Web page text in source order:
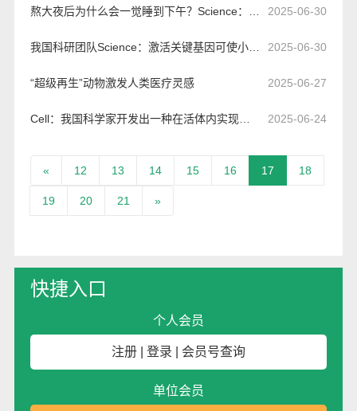
2025-06-30
我国科研团队Science：激活关键基因可使小鼠耳廓再生 2025-06-30
“超级再生”动物激发人类医疗灵感 2025-06-27
Cell：我国科学家开发出一种在活体内实现按需激活靶蛋白质的通用平台 2025-06-24
« 12 13 14 15 16 17 18
19 20 21 »
快捷入口
个人会员
注册 登录 会员号查询
单位会员